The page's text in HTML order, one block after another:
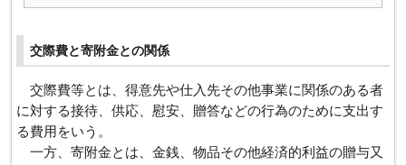
交際費と寄附金との関係
交際費等とは、得意先や仕入先その他事業に関係のある者
に対する接待、供応、慰安、贈答などの行為のために支出す
る費用をいう。
一方、寄附金とは、金銭、物品その他経済的利益の贈与又